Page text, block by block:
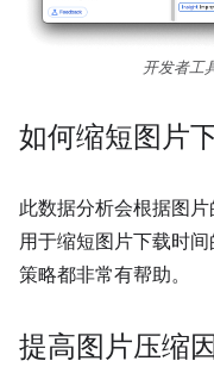
开发者工
如何缩短图片
此数据分析会根据图
用于缩短图片下载时间
策略都非常有帮助。
提高图片压缩